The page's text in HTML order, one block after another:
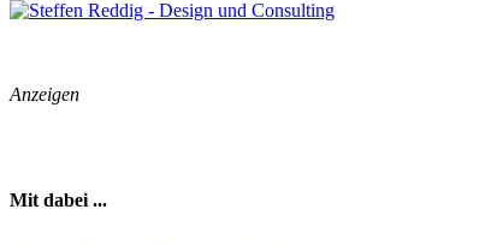
Anzeigen
Mit dabei ...